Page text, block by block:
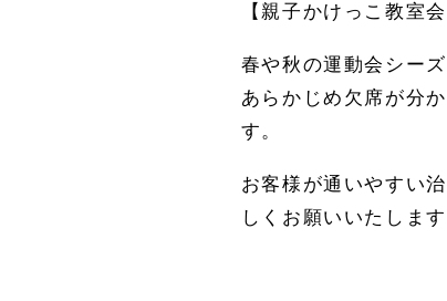
【親子かけっこ教室会
春や秋の運動会シー
あらかじめ欠席が分
す。
お客様が通いやすい
しくお願いいたします